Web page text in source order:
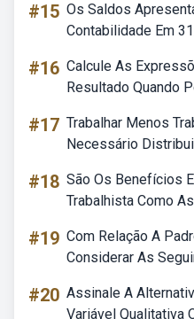
#15 Os Saldos
Contabilidade Em
#16 Calcule As
Resultado Quando
#17 Trabalhar Menos
Necessário
#18 São Os Benefícios
Trabalhista Como
#19 Com Relação A
Considerar As
#20 Assinale A
Variável Qualitativa